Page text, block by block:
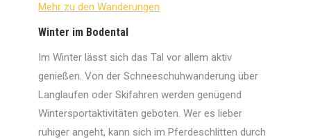
Mehr zu den Wanderungen
Winter im Bodental
Im Winter lässt sich das Tal vor allem aktiv
genießen. Von der Schneeschuhwanderung über
Langlaufen oder Skifahren werden genügend
Wintersportaktivitäten geboten. Wer es lieber
ruhiger angeht, kann sich im Pferdeschlitten durch